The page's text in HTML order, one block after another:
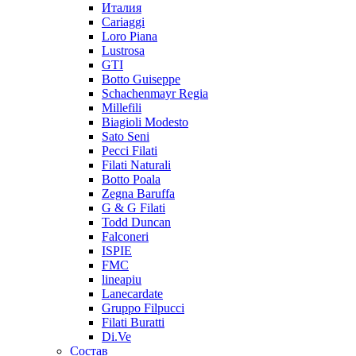
Италия
Cariaggi
Loro Piana
Lustrosa
GTI
Botto Guiseppe
Schachenmayr Regia
Millefili
Biagioli Modesto
Sato Seni
Pecci Filati
Filati Naturali
Botto Poala
Zegna Baruffa
G & G Filati
Todd Duncan
Falconeri
ISPIE
FMC
lineapiu
Lanecardate
Gruppo Filpucci
Filati Buratti
Di.Ve
Состав